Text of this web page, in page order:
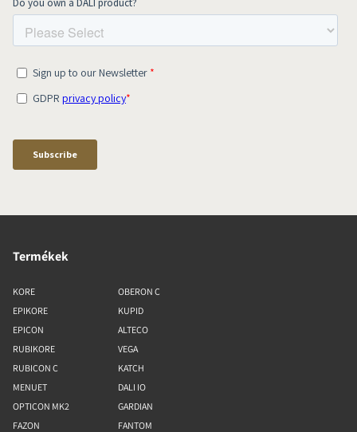
Termékek
KORE
EPIKORE
EPICON
RUBIKORE
RUBICON C
MENUET
OPTICON MK2
FAZON
OBERON C
KUPID
ALTECO
VEGA
KATCH
DALI IO
GARDIAN
FANTOM